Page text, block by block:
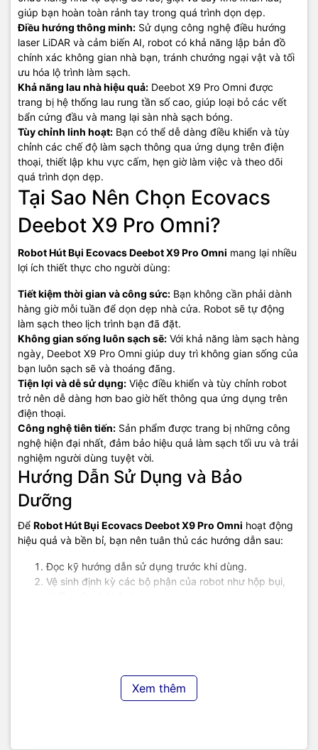
giúp bạn hoàn toàn rảnh tay trong quá trình dọn dẹp.
Điều hướng thông minh: Sử dụng công nghệ điều hướng
laser LiDAR và cảm biến AI, robot có khả năng lập bản đồ
chính xác không gian nhà bạn, tránh chướng ngại vật và tối
ưu hóa lộ trình làm sạch.
Khả năng lau nhà hiệu quả: Deebot X9 Pro Omni được
trang bị hệ thống lau rung tần số cao, giúp loại bỏ các vết
bẩn cứng đầu và mang lại sàn nhà sạch bóng.
Tùy chỉnh linh hoạt: Bạn có thể dễ dàng điều khiển và tùy
chỉnh các chế độ làm sạch thông qua ứng dụng trên điện
thoại, thiết lập khu vực cấm, hẹn giờ làm việc và theo dõi
quá trình dọn dẹp.
Tại Sao Nên Chọn Ecovacs
Deebot X9 Pro Omni?
Robot Hút Bụi Ecovacs Deebot X9 Pro Omni mang lại nhiều
lợi ích thiết thực cho người dùng:
Tiết kiệm thời gian và công sức: Bạn không cần phải dành
hàng giờ mỗi tuần để dọn dẹp nhà cửa. Robot sẽ tự động
làm sạch theo lịch trình bạn đã đặt.
Không gian sống luôn sạch sẽ: Với khả năng làm sạch hàng
ngày, Deebot X9 Pro Omni giúp duy trì không gian sống của
bạn luôn sạch sẽ và thoáng đãng.
Tiện lợi và dễ sử dụng: Việc điều khiển và tùy chỉnh robot
trở nên dễ dàng hơn bao giờ hết thông qua ứng dụng trên
điện thoại.
Công nghệ tiên tiến: Sản phẩm được trang bị những công
nghệ hiện đại nhất, đảm bảo hiệu quả làm sạch tối ưu và trải
nghiệm người dùng tuyệt vời.
Hướng Dẫn Sử Dụng và Bảo
Dưỡng
Để Robot Hút Bụi Ecovacs Deebot X9 Pro Omni hoạt động
hiệu quả và bền bỉ, bạn nên tuân thủ các hướng dẫn sau:
Đọc kỹ hướng dẫn sử dụng trước khi dùng.
Vệ sinh định kỳ các bộ phận của robot như hộp bụi,
Xem thêm